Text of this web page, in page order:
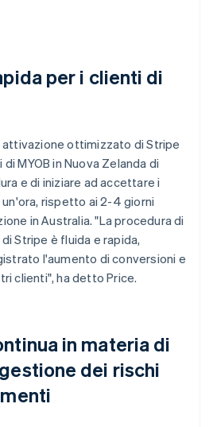
per i clienti di
ottimizzato di Stripe
MYOB in Nuova Zelanda di
e di iniziare ad accettare i
rispetto ai 2-4 giorni
in Australia. "La procedura di
Stripe è fluida e rapida,
l'aumento di conversioni e
clienti", ha detto Price.
in materia di
dei rischi